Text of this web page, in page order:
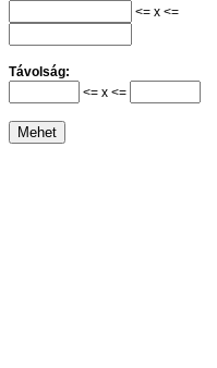
<= x <=
Távolság:
<= x <=